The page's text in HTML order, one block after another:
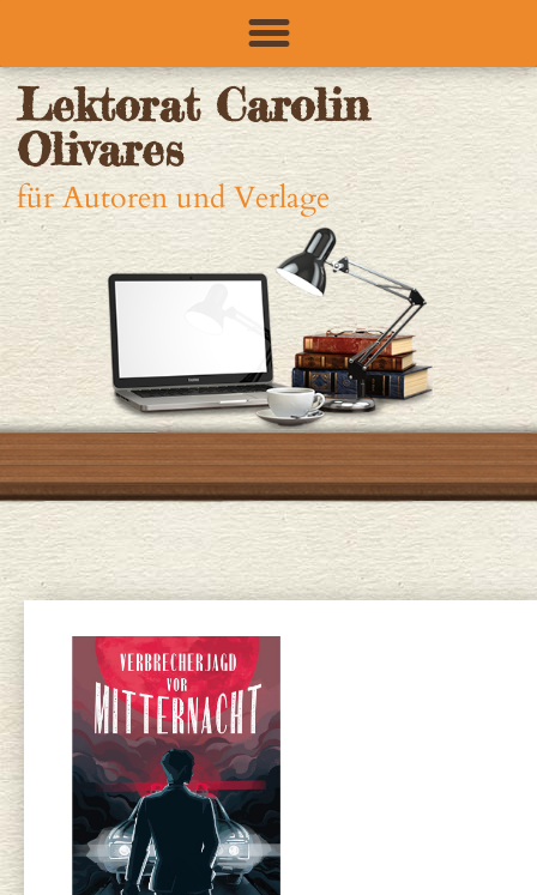
Lektorat Carolin
Olivares
für Autoren und Verlage